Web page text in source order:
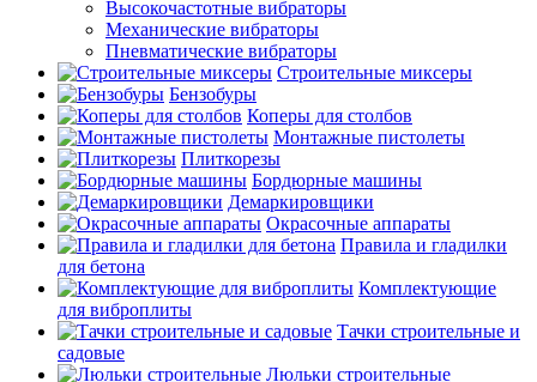
Высокочастотные вибраторы
Механические вибраторы
Пневматические вибраторы
Строительные миксеры
Бензобуры
Коперы для столбов
Монтажные пистолеты
Плиткорезы
Бордюрные машины
Демаркировщики
Окрасочные аппараты
Правила и гладилки
для бетона
Комплектующие
для виброплиты
Тачки строительные и
садовые
Люльки строительные